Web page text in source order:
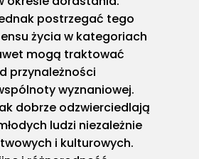
postrzegać tego
życia w kategoriach
mogą traktować
przynależności
wyznaniowej.
dobrze odzwierciedlają
ludzi niezależnie
i kulturowych.